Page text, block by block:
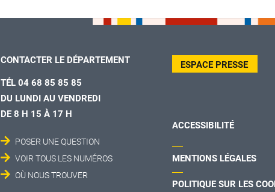
CONTACTER LE DÉPARTEMENT
TÉL 04 68 85 85 85
DU LUNDI AU VENDREDI
DE 8 H 15 À 17 H
POSER UNE QUESTION
VOIR TOUS LES NUMÉROS
OÙ NOUS TROUVER
ESPACE PRESSE
ACCESSIBILITÉ
MENTIONS LÉGALES
POLITIQUE SUR LES